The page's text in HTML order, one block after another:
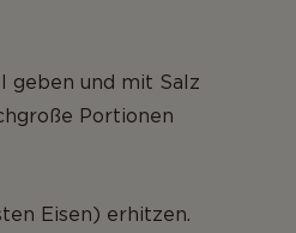
geben und mit Salz
Portionen
Eisen) erhitzen.